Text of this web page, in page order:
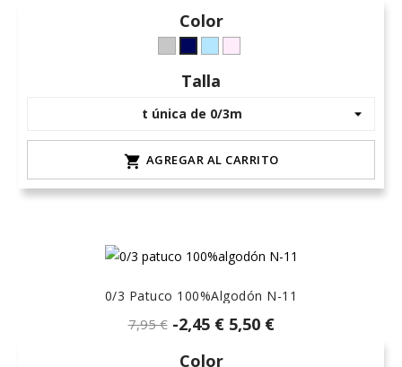
Color
Gris
L-
azul
marino
celeste-
rosa-
Talla
 AGREGAR AL CARRITO
0/3 Patuco 100%algodón N-11
7,95 € -2,45 € 5,50 €
Color